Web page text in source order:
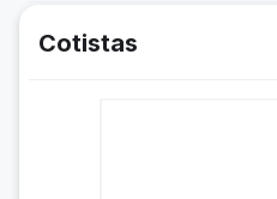
Cotistas